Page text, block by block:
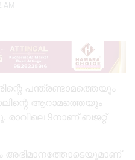
AM
പന്ത്രണ്ടാമത്തെയും
ആറാമത്തെയും
9നാണ് ബജറ്റ്